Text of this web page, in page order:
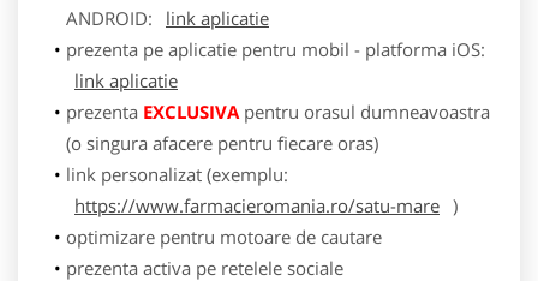
ANDROID:
link aplicatie
prezenta pe aplicatie pentru mobil - platforma iOS:
link aplicatie
prezenta EXCLUSIVApentru orasul dumneavoastra
(o singura afacere pentru fiecare oras)
link personalizat (exemplu:
https://www.farmacieromania.ro/satu-mare )
optimizare pentru motoare de cautare
prezenta activa pe retelele sociale